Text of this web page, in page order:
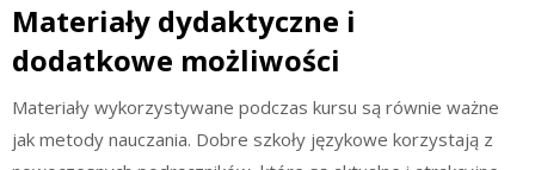
Materiały dydaktyczne i
dodatkowe możliwości
Materiały wykorzystywane podczas kursu są równie ważne
jak metody nauczania. Dobre szkoły językowe korzystają z